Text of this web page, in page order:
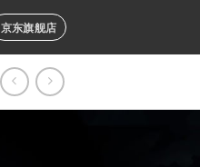
京东旗舰店